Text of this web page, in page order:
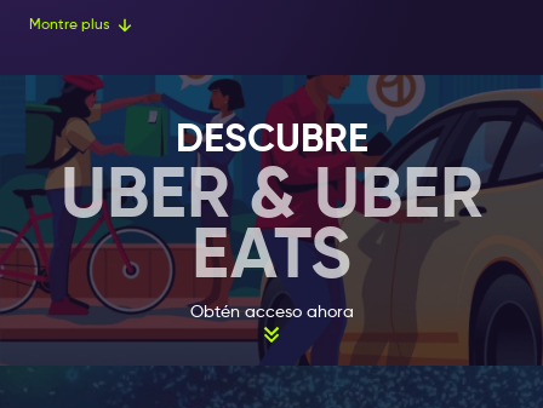
dans la société moderne.
Vous pouvez obtenir des crédits Uber et UberEATS
avec lebillet Amsterdam Nightlife.
Cependant, vous
devriez vous renseigner sur leurs services
exceptionnels et découvrir comment ils peuvent vous
aider.
L'application Uber est leur premier outil
révolutionnaire (téléchargeable sur votre smartphone
ou votre tablette via l'app store) qui vous permet de
commander facilement un taxi où que vous
Moins d'attente et moins de tracas, ce voyage
Montre plus
DESCUBRE
UBER & UBER
EATS
Obtén acceso ahora